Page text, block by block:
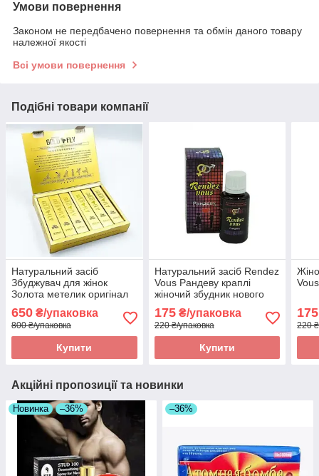
Умови повернення
Законом не передбачено повернення та обмін даного товару
належної якості
Всі умови повернення
Подібні товари компанії
Натуральний засіб
Збуджувач для жінок
Золота метелик оригінал
650 ₴/упаковка
800 ₴/упаковка
Купити
Натуральний засіб Rendez
Vous Рандеву краплі
жіночий збудник нового
покоління оригінал
175₴/упаковка
220 ₴/упаковка
Купити
175
220
Акційні пропозиції та новинки
Новинка –36% –36%